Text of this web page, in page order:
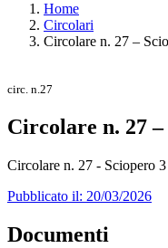
Home
Circolari
Circolare n. 27 –
circ. n.27
Circolare n. 27
Circolare n. 27 - Sciopero
Pubblicato il: 20/03/2026
Documenti